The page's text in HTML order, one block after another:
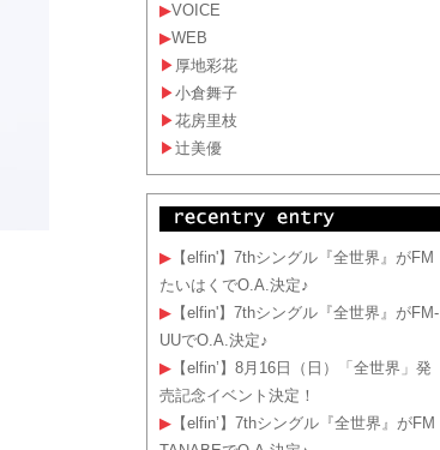
▶VOICE
▶WEB
▶ 厚地彩花
▶小倉舞子
▶花房里枝
▶辻美優
▶ 【elfin'】7thシングル『全世界』がFM
たいはくでO.A.決定♪
▶ 【elfin'】7thシングル『全世界』がFM-
UUでO.A.決定♪
▶ 【elfin’】8月16日（日）「全世界」発
売記念イベント決定！
▶ 【elfin’】7thシングル『全世界』がFM